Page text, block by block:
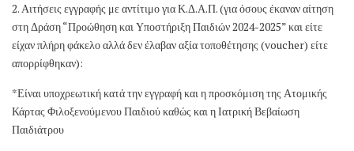
2. Αιτήσεις εγγραφής με αντίτιμο για Κ.Δ.Α.Π. (για όσους έκαναν αίτηση
στη Δράση “Προώθηση και Υποστήριξη Παιδιών 2024-2025” και είτε
είχαν πλήρη φάκελο αλλά δεν έλαβαν αξία τοποθέτησης (voucher) είτε
απορρίφθηκαν):
*Είναι υποχρεωτική κατά την εγγραφή και η προσκόμιση της Ατομικής
Κάρτας Φιλοξενούμενου Παιδιού καθώς και η Ιατρική Βεβαίωση
Παιδιάτρου